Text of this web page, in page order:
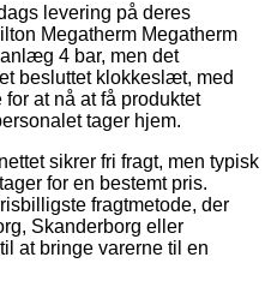
levering på deres
Megatherm Megatherm
4 bar, men det
besluttet klokkeslæt, med
at nå at få produktet
tager hjem.
sikrer fri fragt, men typisk
for en bestemt pris.
fragtmetode, der
Skanderborg eller
at bringe varerne til en